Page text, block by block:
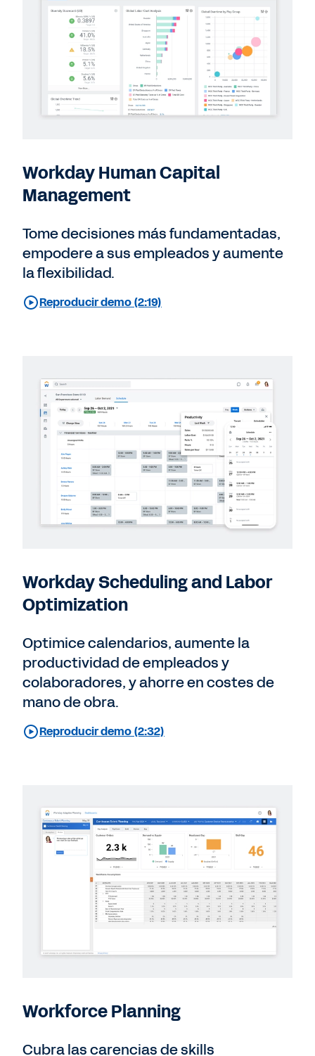
Workday Human Capital
Management
Tome decisiones más fundamentadas,
empodere a sus empleados y aumente
la flexibilidad.
Reproducir demo (2:19)
Workday Scheduling and Labor
Optimization
Optimice calendarios, aumente la
productividad de empleados y
colaboradores, y ahorre en costes de
mano de obra.
Reproducir demo (2:32)
Workforce Planning
Cubra las carencias de skills